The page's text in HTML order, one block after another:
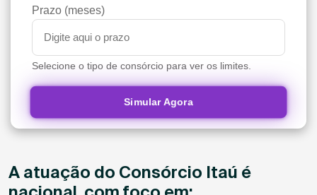
Prazo (meses)
Selecione o tipo de consórcio para ver os limites.
Simular Agora
A atuação do Consórcio Itaú é